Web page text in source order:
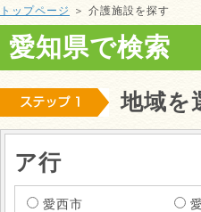
トップページ ＞ 介護施設を探す
愛知県で検索
地域を
ア行
愛西市